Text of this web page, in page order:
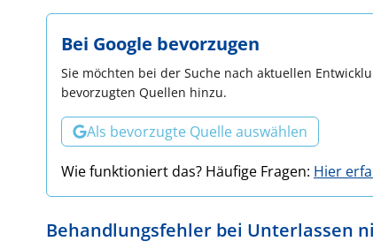
Bei Google bevorzugen
Sie möchten bei der Suche nach aktuellen
bevorzugten Quellen hinzu.
Als bevorzugte Quelle auswählen
Wie funktioniert das? Häufige Fragen: Hier
Behandlungsfehler bei Unterlassen